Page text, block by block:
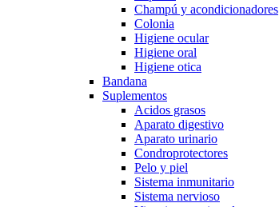
Champú y acondicionadores
Colonia
Higiene ocular
Higiene oral
Higiene otica
Bandana
Suplementos
Acidos grasos
Aparato digestivo
Aparato urinario
Condroprotectores
Pelo y piel
Sistema inmunitario
Sistema nervioso